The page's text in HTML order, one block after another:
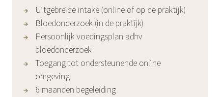
Uitgebreide intake (online of op de praktijk)
Bloedonderzoek (in de praktijk)
Persoonlijk voedingsplan adhv
bloedonderzoek
Toegang tot ondersteunende online
omgeving
6 maanden begeleiding